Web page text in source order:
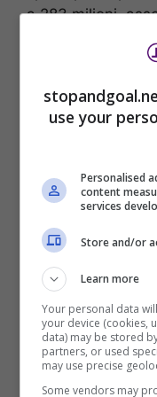
a 283 milioni,
Ovvio che
insieme con il
deciso di
use your
Personalised
content
services
Store and/or
Learn more
Your personal data
your device (cookies,
data) may be stored
partners, or used
may use precise
Some vendors may